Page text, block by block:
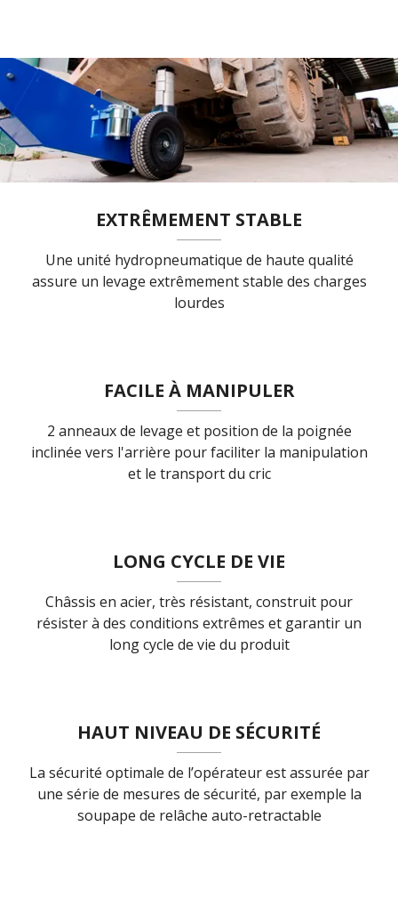
EXTRÊMEMENT STABLE
Une unité hydropneumatique de haute qualité
assure un levage extrêmement stable des charges
lourdes
FACILE À MANIPULER
2 anneaux de levage et position de la poignée
inclinée vers l'arrière pour faciliter la manipulation
et le transport du cric
LONG CYCLE DE VIE
Châssis en acier, très résistant, construit pour
résister à des conditions extrêmes et garantir un
long cycle de vie du produit
HAUT NIVEAU DE SÉCURITÉ
La sécurité optimale de l’opérateur est assurée par
une série de mesures de sécurité, par exemple la
soupape de relâche auto-retractable